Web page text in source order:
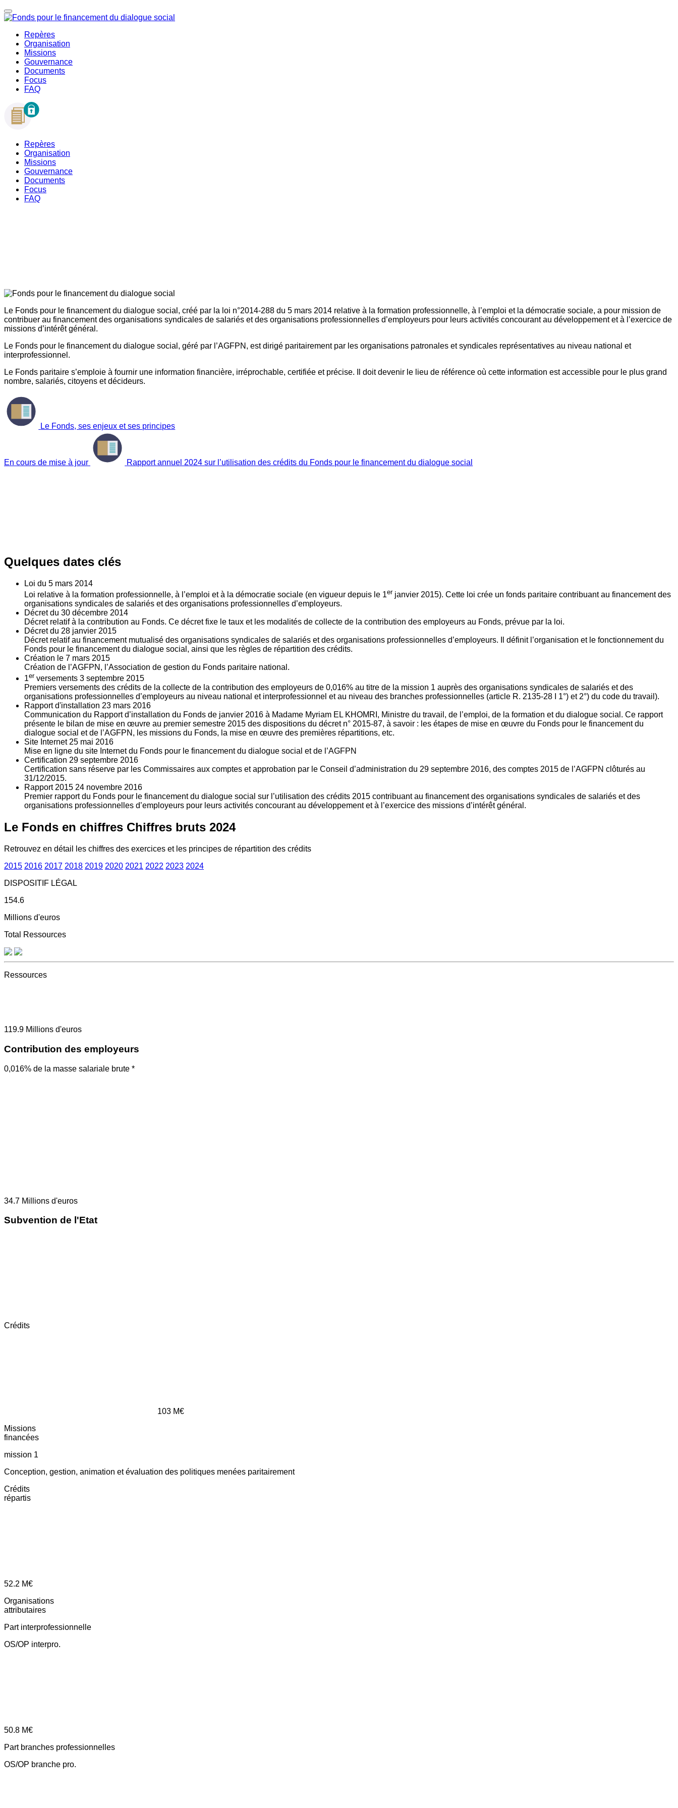
Repères
Organisation
Missions
Gouvernance
Documents
Focus
FAQ
Repères
Organisation
Missions
Gouvernance
Documents
Focus
FAQ
Le Fonds pour le financement du dialogue social, créé par la loi n°2014-288 du 5 mars 2014 relative à la formation professionnelle, à l’emploi et la démocratie sociale, a pour mission de
contribuer au financement des organisations syndicales de salariés et des organisations professionnelles d’employeurs pour leurs activités concourant au développement et à l’exercice de
missions d’intérêt général.
Le Fonds pour le financement du dialogue social, géré par l’AGFPN, est dirigé paritairement par les organisations patronales et syndicales représentatives au niveau national et
interprofessionnel.
Le Fonds paritaire s’emploie à fournir une information financière, irréprochable, certifiée et précise. Il doit devenir le lieu de référence où cette information est accessible pour le plus grand
nombre, salariés, citoyens et décideurs.
Le Fonds, ses enjeux et ses principes
En cours de mise à jour Rapport annuel 2024 sur l’utilisation des crédits du Fonds pour le financement du dialogue social
Quelques dates clés
Loi du 5 mars 2014
Loi relative à la formation professionnelle, à l’emploi et à la démocratie sociale (en vigueur depuis le 1er janvier 2015). Cette loi crée un fonds paritaire contribuant au financement des
organisations syndicales de salariés et des organisations professionnelles d’employeurs.
Décret du 30 décembre 2014
Décret relatif à la contribution au Fonds. Ce décret fixe le taux et les modalités de collecte de la contribution des employeurs au Fonds, prévue par la loi.
Décret du 28 janvier 2015
Décret relatif au financement mutualisé des organisations syndicales de salariés et des organisations professionnelles d’employeurs. Il définit l’organisation et le fonctionnement du
Fonds pour le financement du dialogue social, ainsi que les règles de répartition des crédits.
Création le 7 mars 2015
Création de l’AGFPN, l’Association de gestion du Fonds paritaire national.
1er versements 3 septembre 2015
Premiers versements des crédits de la collecte de la contribution des employeurs de 0,016% au titre de la mission 1 auprès des organisations syndicales de salariés et des
organisations professionnelles d’employeurs au niveau national et interprofessionnel et au niveau des branches professionnelles (article R. 2135‐28 I 1°) et 2°) du code du travail).
Rapport d'installation 23 mars 2016
Communication du Rapport d’installation du Fonds de janvier 2016 à Madame Myriam EL KHOMRI, Ministre du travail, de l’emploi, de la formation et du dialogue social. Ce rapport
présente le bilan de mise en œuvre au premier semestre 2015 des dispositions du décret n° 2015-87, à savoir : les étapes de mise en œuvre du Fonds pour le financement du
dialogue social et de l’AGFPN, les missions du Fonds, la mise en œuvre des premières répartitions, etc.
Site Internet 25 mai 2016
Mise en ligne du site Internet du Fonds pour le financement du dialogue social et de l’AGFPN
Certification 29 septembre 2016
Certification sans réserve par les Commissaires aux comptes et approbation par le Conseil d’administration du 29 septembre 2016, des comptes 2015 de l’AGFPN clôturés au
31/12/2015.
Rapport 2015 24 novembre 2016
Premier rapport du Fonds pour le financement du dialogue social sur l’utilisation des crédits 2015 contribuant au financement des organisations syndicales de salariés et des
organisations professionnelles d’employeurs pour leurs activités concourant au développement et à l’exercice des missions d’intérêt général.
Le Fonds en chiffres Chiffres bruts 2024
Retrouvez en détail les chiffres des exercices et les principes de répartition des crédits
2015 2016 2017 2018 2019 2020 2021 2022 2023 2024
DISPOSITIF LÉGAL
154.6
Millions d'euros
Total Ressources
Ressources
119.9 Millions d'euros
Contribution des employeurs
0,016% de la masse salariale brute *
34.7 Millions d'euros
Subvention de l'Etat
Crédits
103 M€
Missions
financées
mission 1
Conception, gestion, animation et évaluation des politiques menées paritairement
Crédits
répartis
52.2 M€
Organisations
attributaires
Part interprofessionnelle
OS/OP interpro.
50.8 M€
Part branches professionnelles
OS/OP branche pro.